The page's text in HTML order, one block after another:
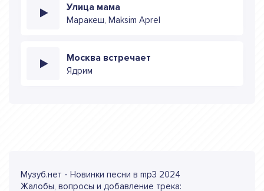
Улица мама
Маракеш, Maksim Aprel
Москва встречает
Ядрим
Музуб.нет - Новинки песни в mp3 2024
Жалобы, вопросы и добавление трека: